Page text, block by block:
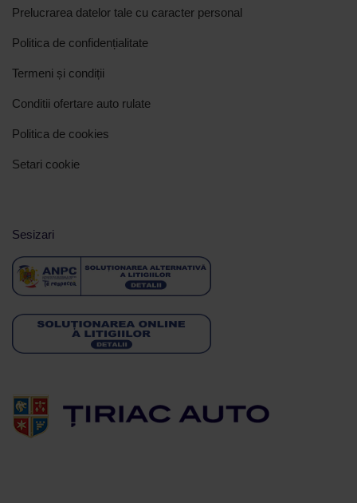
Prelucrarea datelor tale cu caracter personal
Politica de confidențialitate
Termeni și condiții
Conditii ofertare auto rulate
Politica de cookies
Setari cookie
Sesizari